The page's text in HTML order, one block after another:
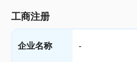
工商注册
企业名称 -